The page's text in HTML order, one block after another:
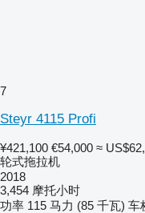
7
Steyr 4115 Profi
¥421,100 €54,000 ≈
轮式拖拉机
2018
3,454 摩托小时
功率 115 马力 (85 千瓦) 车